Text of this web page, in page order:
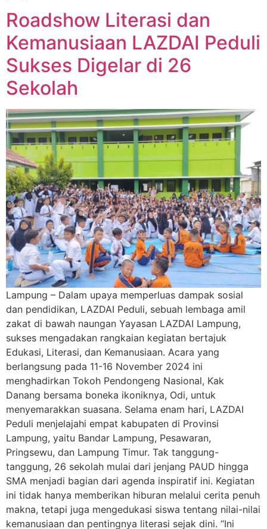
Roadshow Literasi dan
Kemanusiaan LAZDAI Peduli
Sukses Digelar di 26
Sekolah
Lampung – Dalam upaya memperluas dampak sosial
dan pendidikan, LAZDAI Peduli, sebuah lembaga amil
zakat di bawah naungan Yayasan LAZDAI Lampung,
sukses mengadakan rangkaian kegiatan bertajuk
Edukasi, Literasi, dan Kemanusiaan. Acara yang
berlangsung pada 11-16 November 2024 ini
menghadirkan Tokoh Pendongeng Nasional, Kak
Danang bersama boneka ikoniknya, Odi, untuk
menyemarakkan suasana. Selama enam hari, LAZDAI
Peduli menjelajahi empat kabupaten di Provinsi
Lampung, yaitu Bandar Lampung, Pesawaran,
Pringsewu, dan Lampung Timur. Tak tanggung-
tanggung, 26 sekolah mulai dari jenjang PAUD hingga
SMA menjadi bagian dari agenda inspiratif ini. Kegiatan
ini tidak hanya memberikan hiburan melalui cerita penuh
makna, tetapi juga mengedukasi siswa tentang nilai-nilai
kemanusiaan dan pentingnya literasi sejak dini. “Ini